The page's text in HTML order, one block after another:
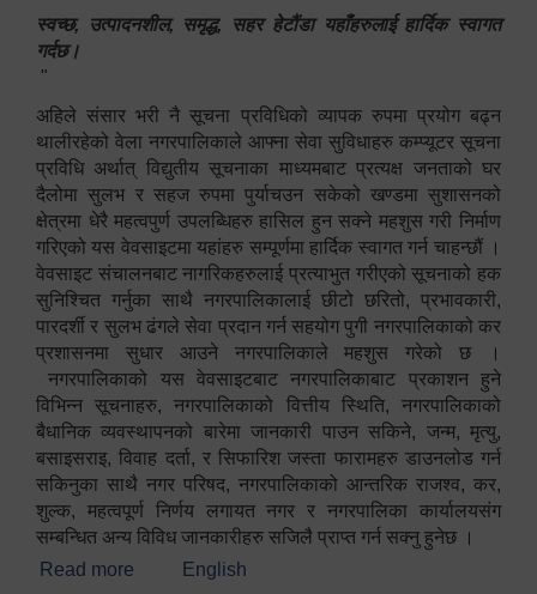
स्वच्छ, उत्पादनशील, समृद्ध, सहर हेटौंडा यहाँहरुलाई हार्दिक स्वागत
गर्दछ।
"
अहिले संसार भरी नै सूचना प्रविधिको व्यापक रुपमा प्रयोग बढ्न
थालीरहेको वेला नगरपालिकाले आफ्ना सेवा सुविधाहरु कम्प्यूटर सूचना
प्रविधि अर्थात् विद्युतीय सूचनाका माध्यमबाट प्रत्यक्ष जनताको घर
दैलोमा सुलभ र सहज रुपमा पुर्याचउन सकेको खण्डमा सुशासनको
क्षेत्रमा धेरै महत्वपुर्ण उपलब्धिहरु हासिल हुन सक्ने महशुस गरी निर्माण
गरिएको यस वेवसाइटमा यहांहरु सम्पूर्णमा हार्दिक स्वागत गर्न चाहन्छौं ।
वेवसाइट संचालनबाट नागरिकहरुलाई प्रत्याभुत गरीएको सूचनाको हक
सुनिश्चित गर्नुका साथै नगरपालिकालाई छीटो छरितो, प्रभावकारी,
पारदर्शी र सुलभ ढंगले सेवा प्रदान गर्न सहयोग पुगी नगरपालिकाको कर
प्रशासनमा सुधार आउने नगरपालिकाले महशुस गरेको छ ।
नगरपालिकाको यस वेवसाइटबाट नगरपालिकाबाट प्रकाशन हुने
विभिन्न सूचनाहरु, नगरपालिकाको वित्तीय स्थिति, नगरपालिकाको
बैधानिक व्यवस्थापनको बारेमा जानकारी पाउन सकिने, जन्म, मृत्यु,
बसाइसराइ, विवाह दर्ता, र सिफारिश जस्ता फारामहरु डाउनलोड गर्न
सकिनुका साथै नगर परिषद, नगरपालिकाको आन्तरिक राजश्व, कर,
शुल्क, महत्वपूर्ण निर्णय लगायत नगर र नगरपालिका कार्यालयसंग
सम्बन्धित अन्य विविध जानकारीहरु सजिलै प्राप्त गर्न सक्नु हुनेछ ।
Read more about स्वागतम!!!
English